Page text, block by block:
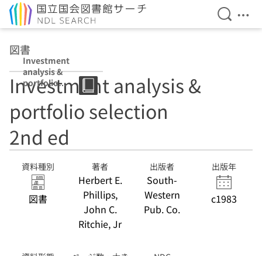
検索を
メ
図書
Investment
analysis &
portfolio
selection 2nd ed
Investment analysis &
portfolio selection
2nd ed
資料種別
図書
著者
Herbert E.
Phillips,
John C.
Ritchie, Jr
出版者
South-
Western
Pub. Co.
出版年
c1983